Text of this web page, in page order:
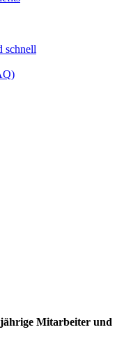
schnell
Mitarbeiter und